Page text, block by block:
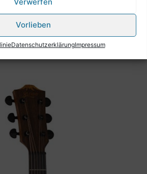
Vorlieben
DatenschutzerklärungImpressum
STG T22CE PRO